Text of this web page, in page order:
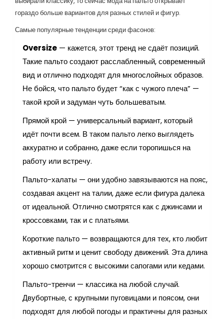
гораздо больше вариантов для разных стилей и фигур.
Самые популярные тенденции среди фасонов:
Oversize — кажется, этот тренд не сдаёт позиций.
Такие пальто создают расслабленный, современный
вид и отлично подходят для многослойных образов.
Не бойся, что пальто будет “как с чужого плеча” —
такой крой и задуман чуть большеватым.
Прямой крой — универсальный вариант, который
идёт почти всем. В таком пальто легко выглядеть
аккуратно и собранно, даже если торопишься на
работу или встречу.
Пальто-халаты — они удобно завязываются на пояс,
создавая акцент на талии, даже если фигура далека
от идеальной. Отлично смотрятся как с джинсами и
кроссовками, так и с платьями.
Короткие пальто — возвращаются для тех, кто любит
активный ритм и ценит свободу движений. Эта длина
хорошо смотрится с высокими сапогами или кедами.
Пальто-тренчи — классика на любой случай.
Двубортные, с крупными пуговицами и поясом, они
подходят для любой погоды и практичны для разных